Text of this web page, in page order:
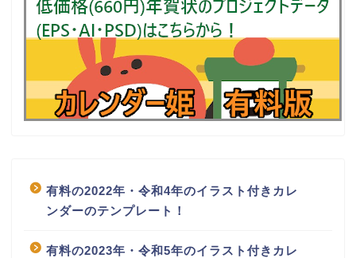
有料の2022年・令和4年のイラスト付きカレ
ンダーのテンプレート！
有料の2023年・令和5年のイラスト付きカレ